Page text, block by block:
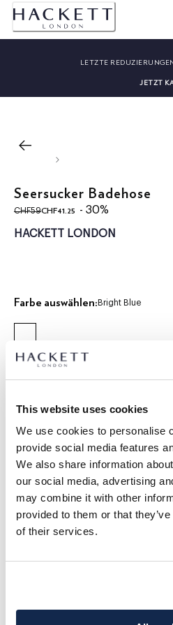
This website uses cookies
We use cookies to personalise
provide social media features
We also share information
our social media, advertising
may combine it with other
provided to them or that
of their services.
LETZTE
JETZT
Seersucker Badehose
CHF59
ursprünglicher Preis CHF59
CHF41.25
aktueller Preis CHF41.25
- 30%
HACKETT LONDON
Farbe auswählen: Bright Blue
GRÖßE AUSWÄHLEN:
5 7 9 11 13 15
ARTIKEL DETAILS
BESCHREIBUNG
HKB100003
-Seersucker-Badehose im Regular
Baumwollmischgewebe.
-Vollständig elastischer Bund mit
PFLEGE
LIEFERUNG UND
Kostenlose Lieferung und
FREE Click & Collect 4-5 Werktage